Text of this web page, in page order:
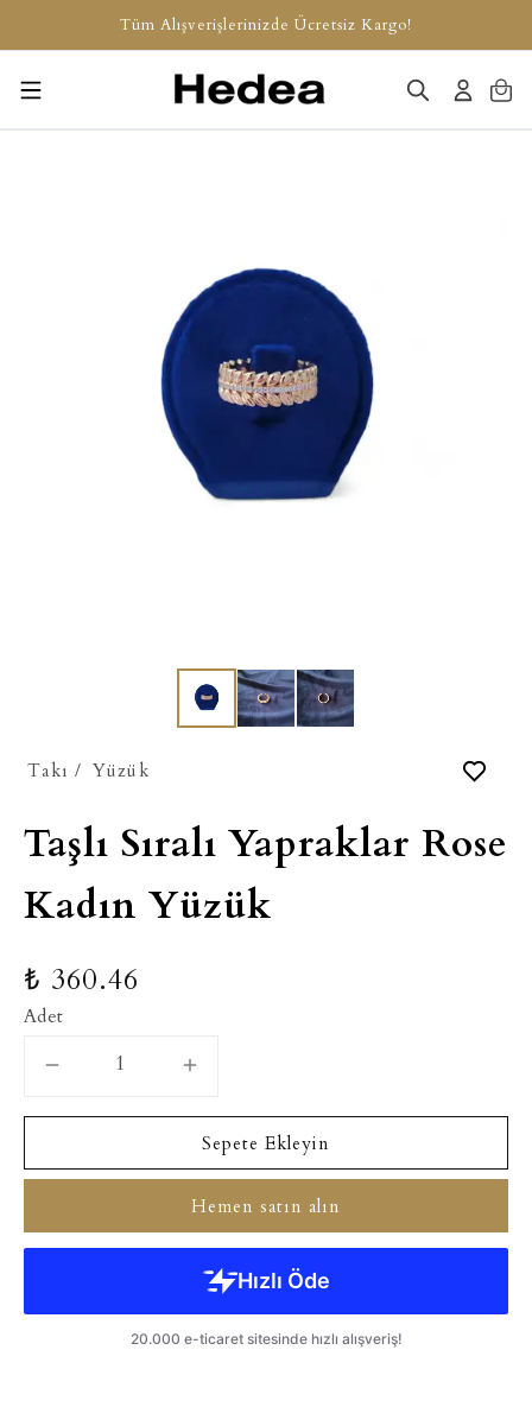
Tüm Alışverişlerinizde Ücretsiz Kargo!
Takı / Yüzük
Taşlı Sıralı Yapraklar Rose
Kadın Yüzük
₺ 360.46
Adet
Sepete Ekleyin
Hemen satın alın